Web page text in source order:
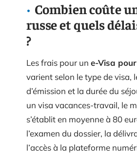
Combien coûte
russe et quels
?
Les frais pour un e-Visa
varient selon le type de visa,
d’émission et la durée du
un visa vacances-travail, le
s’établit en moyenne à 80
l’examen du dossier, la
l’accès à la plateforme